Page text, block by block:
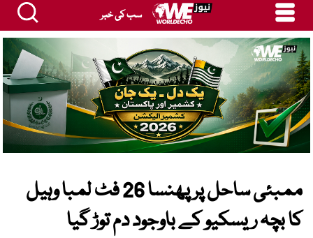
سب کی خبر
ممبئی ساحل پر پھنسا 26 فٹ لمبا وہیل
کا بچہ ریسکیو کے باوجود دم توڑ گیا